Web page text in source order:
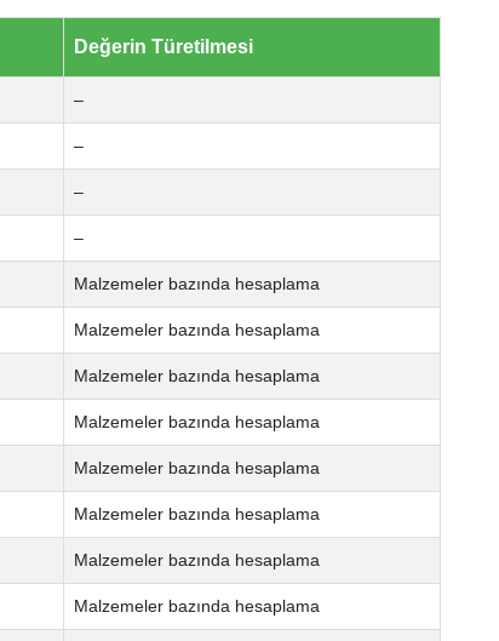
Değerin Türetilmesi
–
–
–
–
Malzemeler bazında hesaplama
Malzemeler bazında hesaplama
Malzemeler bazında hesaplama
Malzemeler bazında hesaplama
Malzemeler bazında hesaplama
Malzemeler bazında hesaplama
Malzemeler bazında hesaplama
Malzemeler bazında hesaplama